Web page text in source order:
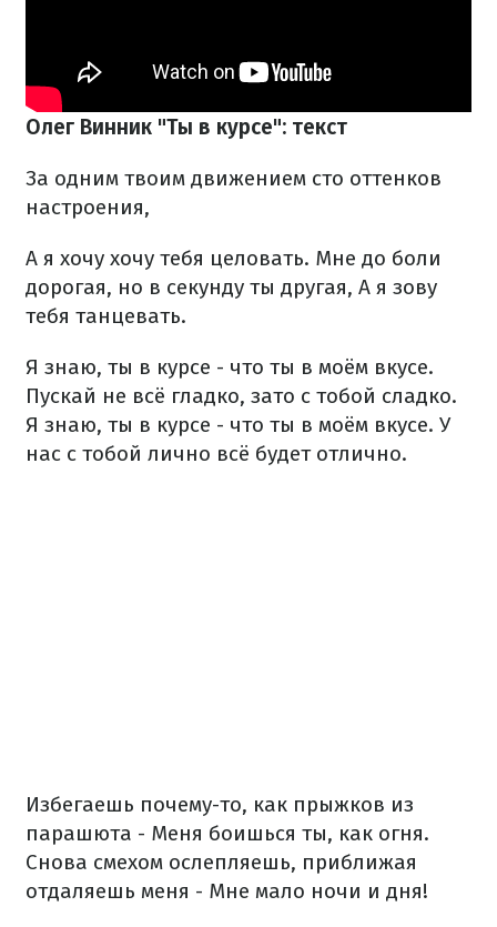
Олег Винник "Ты в курсе": текст
За одним твоим движением сто оттенков
настроения,
А я хочу хочу тебя целовать. Мне до боли
дорогая, но в секунду ты другая, А я зову
тебя танцевать.
Я знаю, ты в курсе - что ты в моём вкусе.
Пускай не всё гладко, зато с тобой сладко.
Я знаю, ты в курсе - что ты в моём вкусе. У
нас с тобой лично всё будет отлично.
Избегаешь почему-то, как прыжков из
парашюта - Меня боишься ты, как огня.
Снова смехом ослепляешь, приближая
отдаляешь меня - Мне мало ночи и дня!